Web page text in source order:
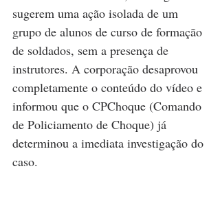
sugerem uma ação isolada de um
grupo de alunos de curso de formação
de soldados, sem a presença de
instrutores. A corporação desaprovou
completamente o conteúdo do vídeo e
informou que o CPChoque (Comando
de Policiamento de Choque) já
determinou a imediata investigação do
caso.